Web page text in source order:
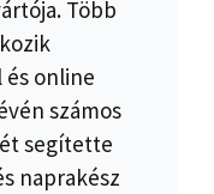
Több
és online
számos
segítette
naprakész